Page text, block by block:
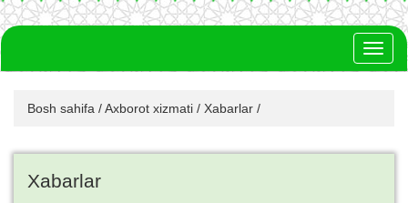
Bosh sahifa /Axborot xizmati / Xabarlar /
Xabarlar